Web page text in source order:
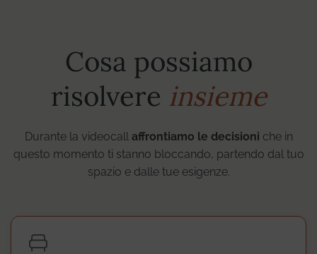
Cosa possiamo
risolvere insieme
Durante la videocall affrontiamo le decisioni che in
questo momento ti stanno bloccando, partendo dal tuo
spazio e dalle tue esigenze.